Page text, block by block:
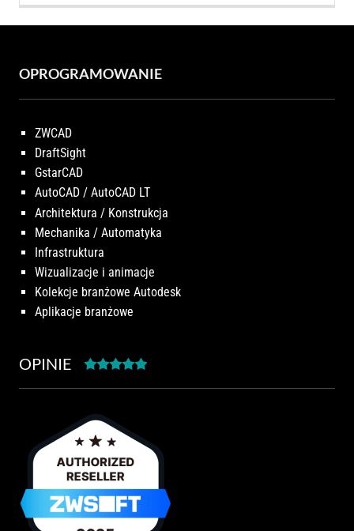
OPROGRAMOWANIE
ZWCAD
DraftSight
GstarCAD
AutoCAD / AutoCAD LT
Architektura / Konstrukcja
Mechanika / Automatyka
Infrastruktura
Wizualizacje i animacje
Kolekcje branżowe Autodesk
Aplikacje branżowe
OPINIE